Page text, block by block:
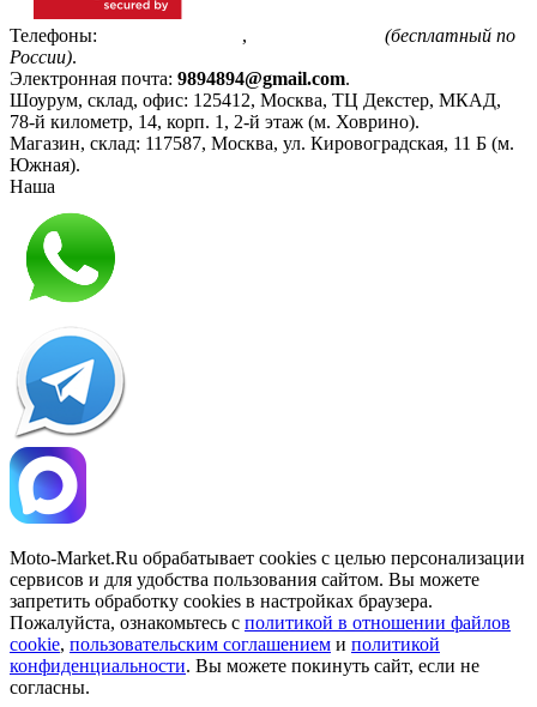
Телефоны: ,
(бесплатный по
России).
Электронная почта: 9894894@gmail.com.
Шоурум, склад, офис: 125412, Москва, ТЦ Декстер, МКАД,
78-й километр, 14, корп. 1, 2-й этаж (м. Ховрино).
Магазин, склад: 117587, Москва, ул. Кировоградская, 11 Б (м.
Южная).
Наша
Moto-Market.Ru обрабатывает сookies с целью персонализации
сервисов и для удобства пользования сайтом. Вы можете
запретить обработку сookies в настройках браузера.
Пожалуйста, ознакомьтесь с политикой в отношении файлов
cookie, пользовательским соглашением и политикой
конфиденциальности. Вы можете покинуть сайт, если не
согласны.